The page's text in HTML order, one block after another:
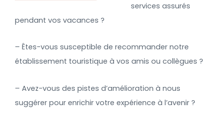
services assurés
pendant vos vacances ?
– Êtes-vous susceptible de recommander notre
établissement touristique à vos amis ou collègues ?
– Avez-vous des pistes d’amélioration à nous
suggérer pour enrichir votre expérience à l’avenir ?